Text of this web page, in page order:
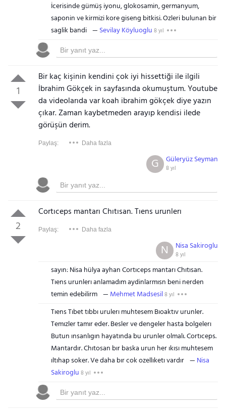
İcerisinde gümüş iyonu, glokosamin, germanyum,
saponin ve kirmizi kore giseng bitkisi. Ozleri bulunan bir
saglik bandi
Sevilay Köyluoglu 8 yıl
1
Bir kaç kişinin kendini çok iyi hissettiği ile ilgili
İbrahim Gökçek in sayfasında okumuştum. Youtube
da videolarıda var koah ibrahim gökçek diye yazın
çıkar. Zaman kaybetmeden arayıp kendisi ilede
görüşün derim.
Paylaş: Daha fazla
Güleryüz Seyman
8 yıl
G
2
Cortıceps mantarı Chıtısan. Tıens urunlerı
Paylaş: Daha fazla
Nisa Sakiroglu
8 yıl
N
sayın: Nisa hülya ayhan Cortıceps mantarı Chıtısan.
Tıens urunlerı anlamadım aydinlarmısn beni nerden
temin edebilirm
Mehmet Madsesil8 yıl
Tıens Tıbet tıbbı urulerı muhtesem Bıoaktıv urunler.
Temızler tamır eder. Besler ve dengeler hasta bolgelerı
Butun ınsanlıgın hayatında bu urunler olmalı. Cortıceps.
Mantardır. Chıtosan bır baska urun her ıkısı muhtesem
ıltıhap soker. Ve daha bır cok ozellıketı vardır
Nisa
Sakiroglu 8 yıl